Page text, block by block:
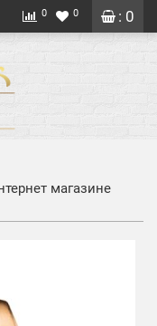
: 0
0 0
магазине